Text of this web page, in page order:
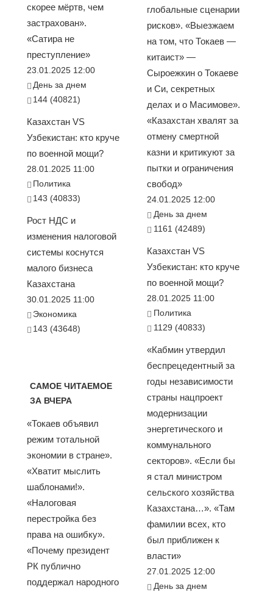
скорее мёртв, чем
застрахован».
«Сатира не
преступление»
23.01.2025 12:00
День за днем
144 (40821)
Казахстан VS
Узбекистан: кто круче
по военной мощи?
28.01.2025 11:00
Политика
143 (40833)
Рост НДС и
изменения налоговой
системы коснутся
малого бизнеса
Казахстана
30.01.2025 11:00
Экономика
143 (43648)
САМОЕ ЧИТАЕМОЕ
ЗА ВЧЕРА
«Токаев объявил
режим тотальной
экономии в стране».
«Хватит мыслить
шаблонами!».
«Налоговая
перестройка без
права на ошибку».
«Почему президент
РК публично
поддержал народного
глобальные сценарии
рисков». «Выезжаем
на том, что Токаев —
китаист» —
Сыроежкин о Токаеве
и Си, секретных
делах и о Масимове».
«Казахстан хвалят за
отмену смертной
казни и критикуют за
пытки и ограничения
свобод»
24.01.2025 12:00
День за днем
1161 (42489)
Казахстан VS
Узбекистан: кто круче
по военной мощи?
28.01.2025 11:00
Политика
1129 (40833)
«Кабмин утвердил
беспрецедентный за
годы независимости
страны нацпроект
модернизации
энергетического и
коммунального
секторов». «Если бы
я стал министром
сельского хозяйства
Казахстана…». «Там
фамилии всех, кто
был приближен к
власти»
27.01.2025 12:00
День за днем